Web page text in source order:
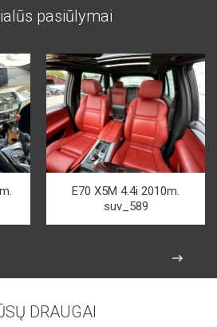
pasiūlymai
E70 X5M 4.4i 2010m.
suv_589
DRAUGAI